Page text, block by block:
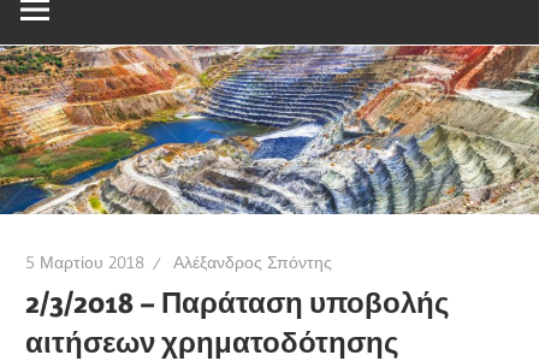
5 Μαρτίου 2018 Αλέξανδρος Σπόντης
2/3/2018 – Παράταση υποβολής
αιτήσεων χρηματοδότησης